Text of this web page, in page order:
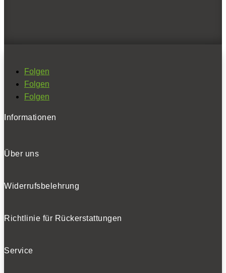
Folgen
Folgen
Folgen
Informationen
Über uns
Widerrufsbelehrung
Richtlinie für Rückerstattungen
Service